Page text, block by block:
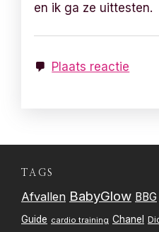
en ik ga ze uittesten.
Plaats reactie
TAGS
Afvallen BabyGlow BBG
Guide cardio training Chanel